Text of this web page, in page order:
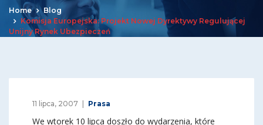
Home
Blog
Komisja Europejska: Projekt Nowej Dyrektywy Regulującej
Unijny Rynek Ubezpieczeń
11 lipca, 2007 Prasa
We wtorek 10 lipca doszło do wydarzenia, które